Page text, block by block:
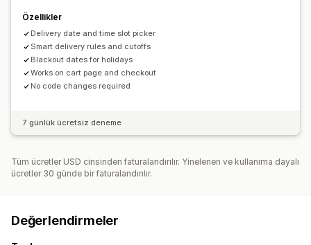
Özellikler
Delivery date and time slot picker
Smart delivery rules and cutoffs
Blackout dates for holidays
Works on cart page and checkout
No code changes required
7 günlük ücretsiz deneme
Tüm ücretler USD cinsinden faturalandırılır. Yinelenen ve kullanıma dayalı
ücretler 30 günde bir faturalandırılır.
Değerlendirmeler